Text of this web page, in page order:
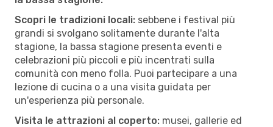
Scopri le tradizioni locali: sebbene i festival più
grandi si svolgano solitamente durante l'alta
stagione, la bassa stagione presenta eventi e
celebrazioni più piccoli e più incentrati sulla
comunità con meno folla. Puoi partecipare a una
lezione di cucina o a una visita guidata per
un'esperienza più personale.
Visita le attrazioni al coperto: musei, gallerie ed